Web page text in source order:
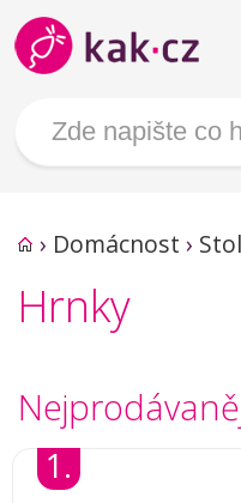
› Domácnost ›
Hrnky
1.